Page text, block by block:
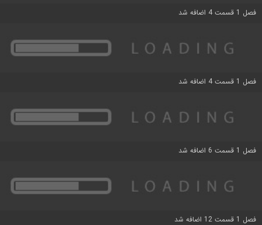
فصل 1 قسمت 4 اضافه شد
فصل 1 قسمت 4 اضافه شد
فصل 1 قسمت 6 اضافه شد
فصل 1 قسمت 12 اضافه شد